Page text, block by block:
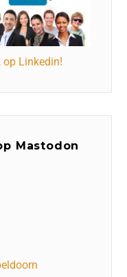
op Linkedin!
Mastodon